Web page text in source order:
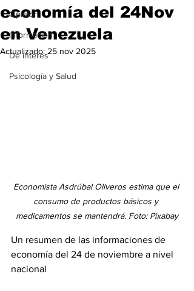
Opinión
Información
De interés
Psicología y Salud
economía del 24Nov
en Venezuela
Actualizado: 25 nov 2025
Economista Asdrúbal Oliveros estima que el
consumo de productos básicos y
medicamentos se mantendrá. Foto: Pixabay
Un resumen de las informaciones de
economía del 24 de noviembre a nivel
nacional